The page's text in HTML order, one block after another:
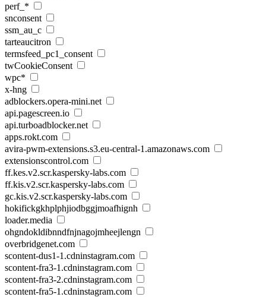
perf_*
snconsent
ssm_au_c
tarteaucitron
termsfeed_pc1_consent
twCookieConsent
wpc*
x-hng
adblockers.opera-mini.net
api.pagescreen.io
api.turboadblocker.net
apps.rokt.com
avira-pwm-extensions.s3.eu-central-1.amazonaws.com
extensionscontrol.com
ff.kes.v2.scr.kaspersky-labs.com
ff.kis.v2.scr.kaspersky-labs.com
gc.kis.v2.scr.kaspersky-labs.com
hokifickgkhplphjiodbggjmoafhignh
loader.media
ohgndokldibnndfnjnagojmheejlengn
overbridgenet.com
scontent-dus1-1.cdninstagram.com
scontent-fra3-1.cdninstagram.com
scontent-fra3-2.cdninstagram.com
scontent-fra5-1.cdninstagram.com